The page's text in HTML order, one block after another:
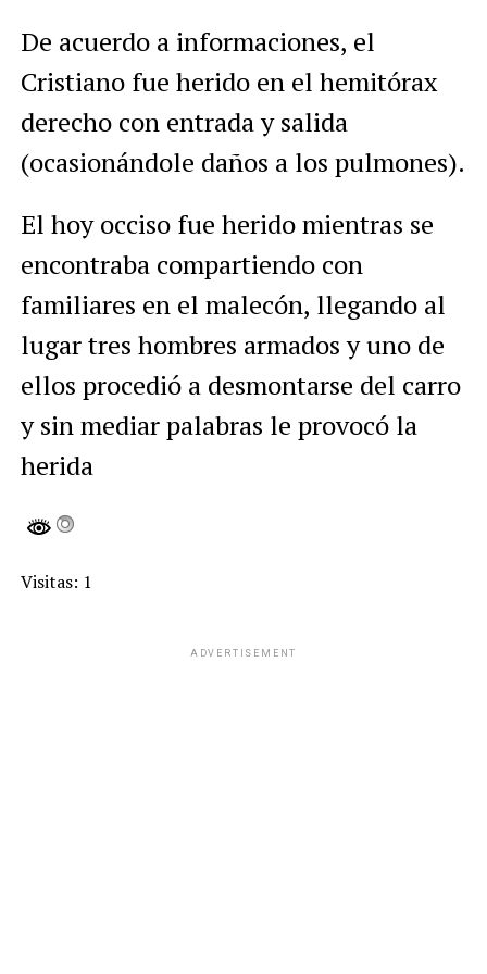
De acuerdo a informaciones, el
Cristiano fue herido en el hemitórax
derecho con entrada y salida
(ocasionándole daños a los pulmones).
El hoy occiso fue herido mientras se
encontraba compartiendo con
familiares en el malecón, llegando al
lugar tres hombres armados y uno de
ellos procedió a desmontarse del carro
y sin mediar palabras le provocó la
herida
Visitas: 1
ADVERTISEMENT